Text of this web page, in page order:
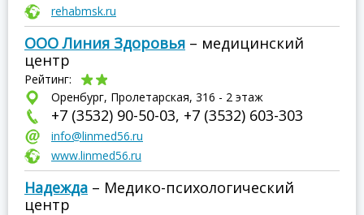
rehabmsk.ru
ООО Линия Здоровья – медицинский
центр
Рейтинг:
Оренбург, Пролетарская, 316 - 2 этаж
+7 (3532) 90-50-03, +7 (3532) 603-303
info@linmed56.ru
www.linmed56.ru
Надежда – Медико-психологический
центр